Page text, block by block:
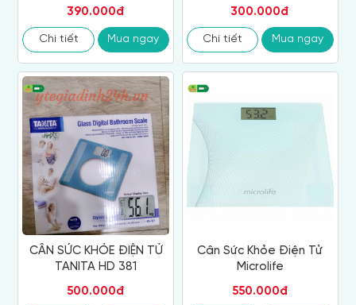
390.000đ
Chi tiết Mua ngay
300.000đ
Chi tiết Mua ngay
CÂN SỨC KHỎE ĐIỆN TỬ
TANITA HD 381
500.000đ
Cân Sức Khỏe Điện Tử
Microlife
550.000đ